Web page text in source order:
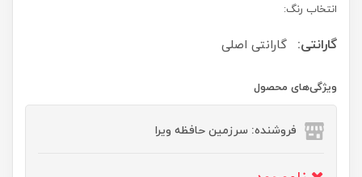
انتخاب رنگ:
گارانتی: گارانتی اصلی
ویژگی‌های محصول
فروشنده: سرزمین حافظه ویرا